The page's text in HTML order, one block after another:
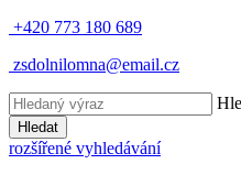
+420 773 180 689
zsdolnilomna@email.cz
Hledat
rozšířené vyhledávání